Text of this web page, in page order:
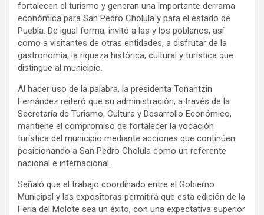
fortalecen el turismo y generan una importante derrama
económica para San Pedro Cholula y para el estado de
Puebla. De igual forma, invitó a las y los poblanos, así
como a visitantes de otras entidades, a disfrutar de la
gastronomía, la riqueza histórica, cultural y turística que
distingue al municipio.
Al hacer uso de la palabra, la presidenta Tonantzin
Fernández reiteró que su administración, a través de la
Secretaría de Turismo, Cultura y Desarrollo Económico,
mantiene el compromiso de fortalecer la vocación
turística del municipio mediante acciones que continúen
posicionando a San Pedro Cholula como un referente
nacional e internacional.
Señaló que el trabajo coordinado entre el Gobierno
Municipal y las expositoras permitirá que esta edición de la
Feria del Molote sea un éxito, con una expectativa superior